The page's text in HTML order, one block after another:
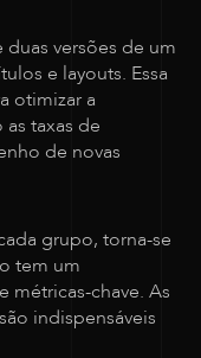
duas versões de um
e layouts. Essa
otimizar a
taxas de
de novas
grupo, torna-se
tem um
métricas-chave. As
indispensáveis